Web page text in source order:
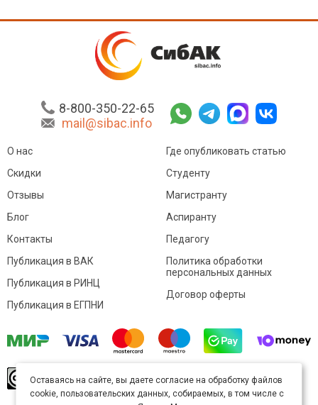
8-800-350-22-65
mail@sibac.info
О нас
Скидки
Отзывы
Блог
Контакты
Где опубликовать статью
Студенту
Магистранту
Аспиранту
Педагогу
Публикация в ВАК
Публикация в РИНЦ
Публикация в ЕГПНИ
Политика обработки
персональных данных
Договор оферты
произведение доступно полицензии Creative
Commons «Attribution» («Атрибуция») 4.0
Оставаясь на сайте, вы даете согласие на обработку файлов
cookie, пользовательских данных, собираемых, в том числе с